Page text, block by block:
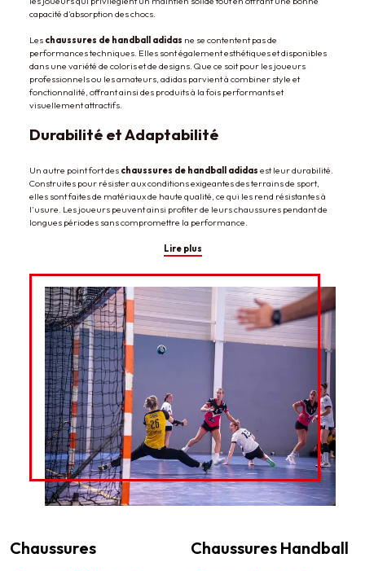
capacité d’absorption des chocs.
Les chaussures de handball adidas ne se contentent pas de
performances techniques. Elles sont également esthétiques et disponibles
dans une variété de coloris et de designs. Que ce soit pour les joueurs
professionnels ou les amateurs, adidas parvient à combiner style et
fonctionnalité, offrant ainsi des produits à la fois performants et
visuellement attractifs.
Durabilité et Adaptabilité
Un autre point fort des chaussures de handball adidas est leur durabilité.
Construites pour résister aux conditions exigeantes des terrains de sport,
elles sont faites de matériaux de haute qualité, ce qui les rend résistantes à
l'usure. Les joueurs peuvent ainsi profiter de leurs chaussures pendant de
longues périodes sans compromettre la performance.
Lire plus
Chaussures Chaussures Handball